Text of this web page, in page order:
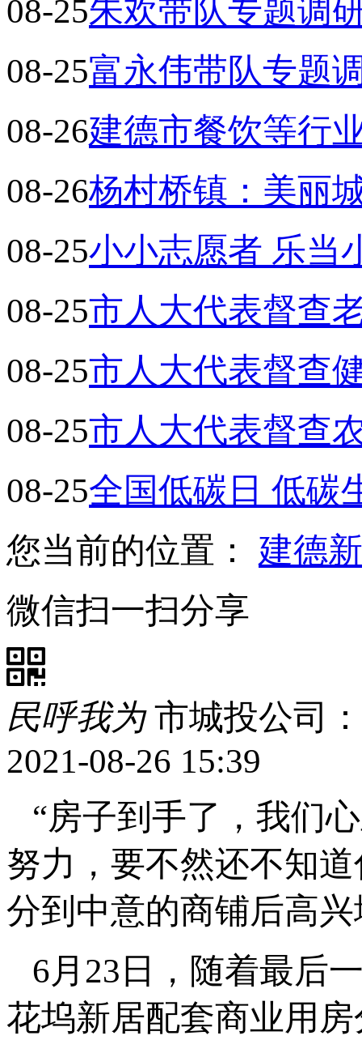
08-25朱欢带队专题调
08-25富永伟带队专题
08-26建德市餐饮等行
08-26杨村桥镇：美丽
08-25小小志愿者 乐当
08-25市人大代表督查
08-25市人大代表督查
08-25市人大代表督查
08-25全国低碳日 低碳
您当前的位置： 建德
微信扫一扫分享
民呼我为 市城投公司
2021-08-26 15:39
“房子到手了，我们
努力，要不然还不知
分到中意的商铺后高
6月23日，随着最后
花坞新居配套商业用